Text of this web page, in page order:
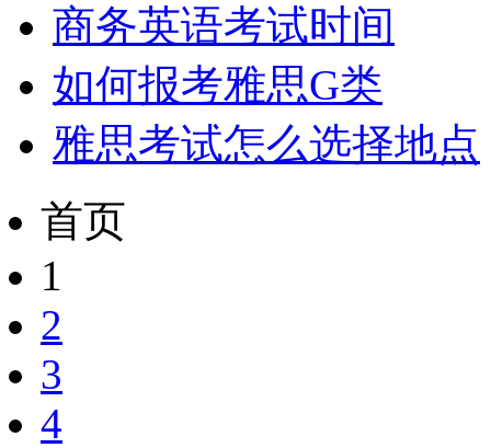
商务英语考试时间
如何报考雅思G类
雅思考试怎么选择地点
首页
1
2
3
4